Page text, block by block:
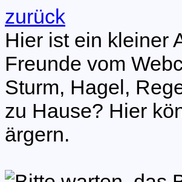
zurück
Hier ist ein kleiner
Freunde vom
Sturm, Hagel,
zu Hause? Hier
ärgern.